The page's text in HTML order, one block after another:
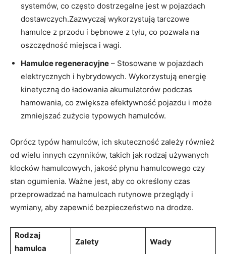
systemów, co często dostrzegalne jest w ‍pojazdach
dostawczych.Zazwyczaj⁢ wykorzystują tarczowe
hamulce z przodu i bębnowe z tyłu, co pozwala na ​
oszczędność miejsca i wagi.
Hamulce ‍regeneracyjne – Stosowane w pojazdach⁣
elektrycznych i‍ hybrydowych. Wykorzystują energię
kinetyczną do⁢ ładowania akumulatorów podczas
hamowania, co zwiększa efektywność pojazdu i może
zmniejszać zużycie typowych hamulców.
Oprócz typów hamulców, ich skuteczność zależy również
od wielu innych czynników, takich jak rodzaj używanych
klocków hamulcowych, jakość płynu ⁢hamulcowego czy
stan ogumienia. Ważne ⁤jest, aby co określony czas
przeprowadzać na hamulcach ⁢rutynowe przeglądy ⁢i
wymiany, aby zapewnić bezpieczeństwo na drodze.
Rodzaj
hamulca
Zalety Wady